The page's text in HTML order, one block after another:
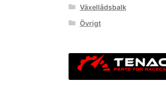
Växellådsbalk
Övrigt